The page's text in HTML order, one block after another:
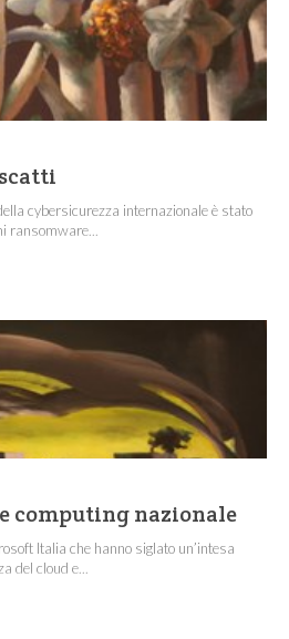
cybersicurezza internazionale è stato
ransomware...
computing nazionale
Italia che hanno siglato un’intesa
del cloud e...